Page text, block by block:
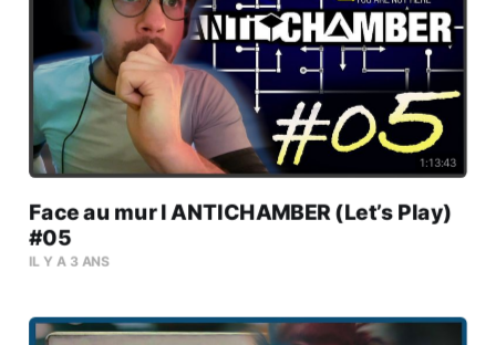
1:13:43
Face au mur l ANTICHAMBER (Let’s Play)
#05
IL Y A 3 ANS